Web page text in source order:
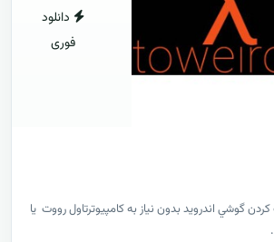
دانلود
فوری
گوشي اندرويد بدون نياز به کامپيوترتاول رووت يا